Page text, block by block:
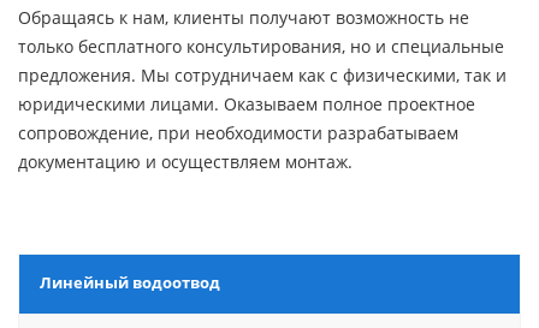
Обращаясь к нам, клиенты получают возможность не
только бесплатного консультирования, но и специальные
предложения. Мы сотрудничаем как с физическими, так и
юридическими лицами. Оказываем полное проектное
сопровождение, при необходимости разрабатываем
документацию и осуществляем монтаж.
Линейный водоотвод